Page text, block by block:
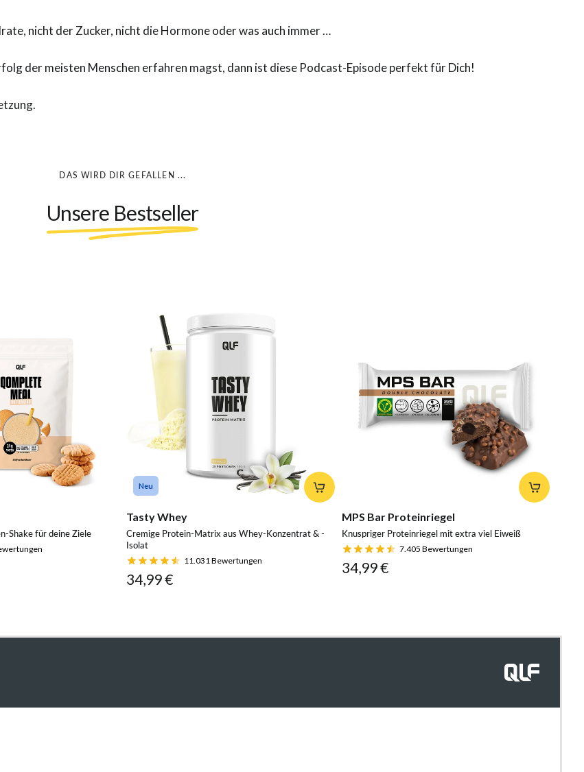
nicht der Zucker, nicht die Hormone oder was auch immer …
der meisten Menschen erfahren magst, dann ist diese Podcast-Episode perfekt für Dich!
DAS WIRD DIR GEFALLEN ...
Unsere Bestseller
Shake für deine Ziele
Neu
Tasty Whey
Cremige Protein-Matrix aus Whey-Konzentrat & -
Isolat
11.031Bewertungen
34,99 €
MPS Bar Proteinriegel
Knuspriger Proteinriegel mit extra viel Eiweiß
7.405 Bewertungen
34,99 €